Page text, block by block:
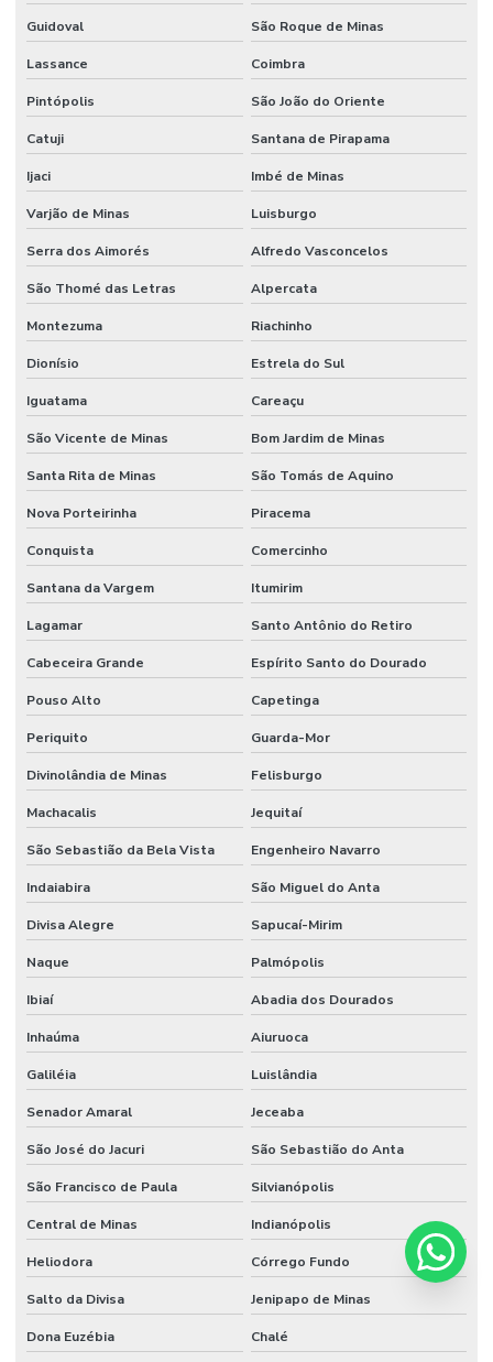
Guidoval São Roque de Minas
Lassance Coimbra
Pintópolis São João do Oriente
Catuji Santana de Pirapama
Ijaci Imbé de Minas
Varjão de Minas Luisburgo
Serra dos Aimorés Alfredo Vasconcelos
São Thomé das Letras Alpercata
Montezuma Riachinho
Dionísio Estrela do Sul
Iguatama Careaçu
São Vicente de Minas Bom Jardim de Minas
Santa Rita de Minas São Tomás de Aquino
Nova Porteirinha Piracema
Conquista Comercinho
Santana da Vargem Itumirim
Lagamar Santo Antônio do Retiro
Cabeceira Grande Espírito Santo do Dourado
Pouso Alto Capetinga
Periquito Guarda-Mor
Divinolândia de Minas Felisburgo
Machacalis Jequitaí
São Sebastião da Bela Vista Engenheiro Navarro
Indaiabira São Miguel do Anta
Divisa Alegre Sapucaí-Mirim
Naque Palmópolis
Ibiaí Abadia dos Dourados
Inhaúma Aiuruoca
Galiléia Luislândia
Senador Amaral Jeceaba
São José do Jacuri São Sebastião do Anta
São Francisco de Paula Silvianópolis
Central de Minas Indianópolis
Heliodora Córrego Fundo
Salto da Divisa Jenipapo de Minas
Dona Euzébia Chalé